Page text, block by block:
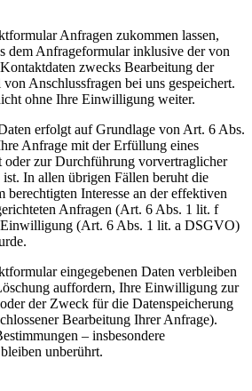
Anfragen zukommen lassen,
dem Anfrageformular inklusive der von
zwecks Bearbeitung der
Anschlussfragen bei uns gespeichert.
ohne Ihre Einwilligung weiter.
erfolgt auf Grundlage von Art. 6 Abs.
Anfrage mit der Erfüllung eines
oder zur Durchführung vorvertraglicher
In allen übrigen Fällen beruht die
berechtigten Interesse an der effektiven
Anfragen (Art. 6 Abs. 1 lit. f
(Art. 6 Abs. 1 lit. a DSGVO)
eingegebenen Daten verbleiben
auffordern, Ihre Einwilligung zur
der Zweck für die Datenspeicherung
Bearbeitung Ihrer Anfrage).
– insbesondere
unberührt.